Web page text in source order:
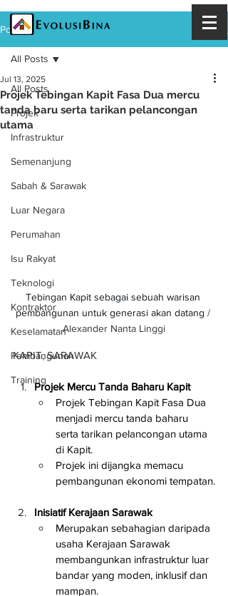
Post
All Posts
Projek
Infrastruktur
Semenanjung
Sabah & Sarawak
Luar Negara
Perumahan
Isu Rakyat
Teknologi
Kontraktor
Keselamatan
Pembangunan
Training
All Posts
Projek Tebingan Kapit Fasa Dua mercu
tanda baru serta tarikan pelancongan
utama
Jul 13, 2025
Tebingan Kapit sebagai sebuah warisan
pembangunan untuk generasi akan datang /
Alexander Nanta Linggi
KAPIT, SARAWAK
Projek Mercu Tanda Baharu Kapit
Projek Tebingan Kapit Fasa Dua
menjadi mercu tanda baharu
serta tarikan pelancongan utama
di Kapit.
Projek ini dijangka memacu
pembangunan ekonomi tempatan.
Inisiatif Kerajaan Sarawak
Merupakan sebahagian daripada
usaha Kerajaan Sarawak
membangunkan infrastruktur luar
bandar yang moden, inklusif dan
mampan.